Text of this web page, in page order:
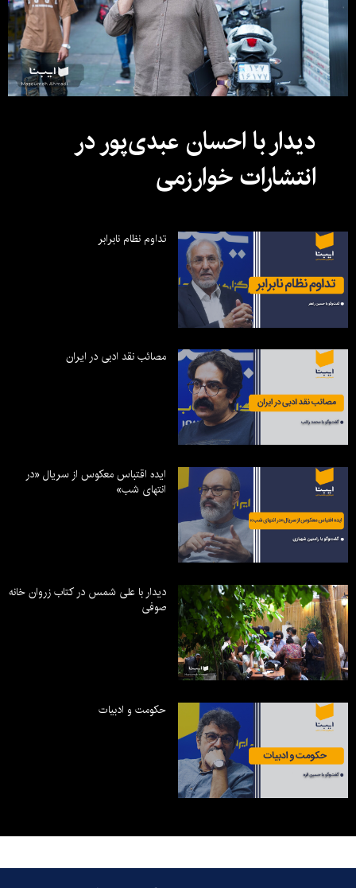
دیدار با احسان عبدی‌پور در
انتشارات خوارزمی
تداوم نظام نابرابر
مصائب نقد ادبی در ایران
ایده اقتباس معکوس از سریال «در
انتهای شب»
دیدار با علی شمس در کتاب زروان خانه
صوفی
حکومت و ادبیات